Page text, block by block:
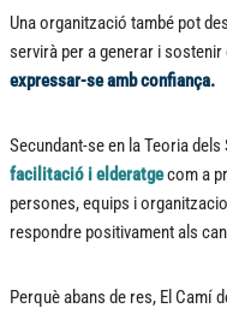
Una organització també pot
servirà per a generar i
expressar-se amb confiança.
Secundant-se en la Teoria
facilitació i elderatgecom a
persones, equips i
respondre positivament als
Perquè abans de res, El Camí